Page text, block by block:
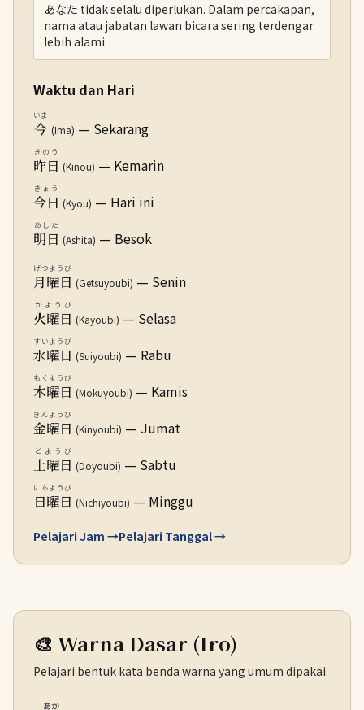
あなた tidak selalu diperlukan. Dalam percakapan,
nama atau jabatan lawan bicara sering terdengar
lebih alami.
Waktu dan Hari
今
いま
(Ima) — Sekarang
昨日
きのう
(Kinou) — Kemarin
今日
きょう
(Kyou) — Hari ini
明日
あした
(Ashita) — Besok
月曜日
げつようび
(Getsuyoubi) — Senin
火曜日
かようび
(Kayoubi) — Selasa
水曜日
すいようび
(Suiyoubi) — Rabu
木曜日
もくようび
(Mokuyoubi) — Kamis
金曜日
きんようび
(Kinyoubi) — Jumat
土曜日
どようび
(Doyoubi) — Sabtu
日曜日
にちようび
(Nichiyoubi) — Minggu
Pelajari Jam →Pelajari Tanggal →
🎨 Warna Dasar (Iro)
Pelajari bentuk kata benda warna yang umum dipakai.
あか